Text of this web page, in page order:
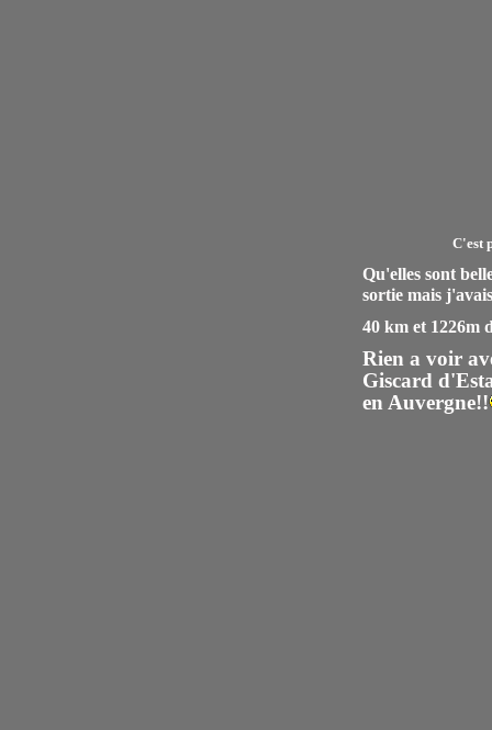
C'est
Qu'elles sont
sortie mais
40 km et 1226m
Rien a voir
Giscard
en Auvergne!!